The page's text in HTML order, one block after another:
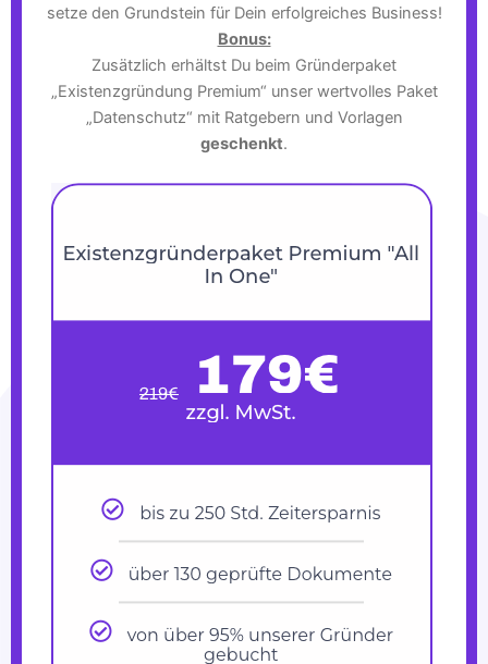
setze den Grundstein für Dein erfolgreiches Business!
Bonus:
Zusätzlich erhältst Du beim Gründerpaket
„Existenzgründung Premium“ unser wertvolles Paket
„Datenschutz“ mit Ratgebern und Vorlagen
geschenkt.